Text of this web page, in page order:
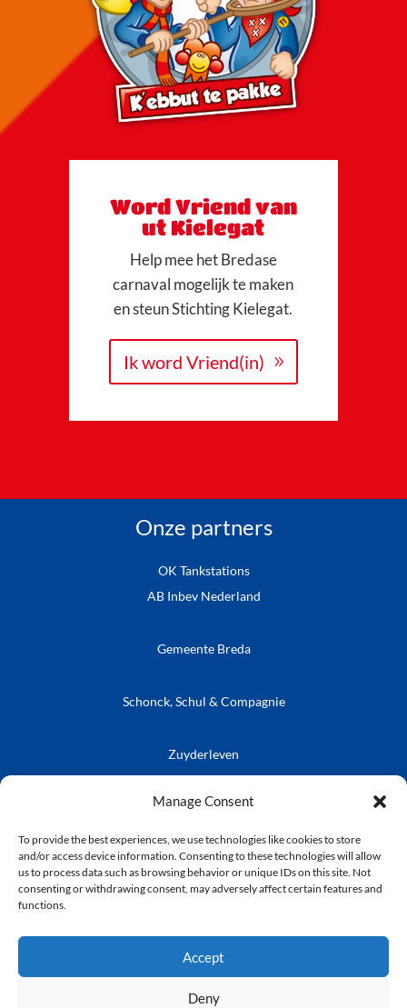
Manage Consent
To provide the best experiences, we use technologies like cookies to store
and/or access device information. Consenting to these technologies will allow
us to process data such as browsing behavior or unique IDs on this site. Not
consenting or withdrawing consent, may adversely affect certain features and
functions.
Accept
Deny
Word Vriend van
ut Kielegat
Help mee het Bredase
carnaval mogelijk te maken
en steun Stichting Kielegat.
Ik word Vriend(in)
Onze partners
OK Tankstations
AB Inbev Nederland
Gemeente Breda
Schonck, Schul & Compagnie
Zuyderleven
Vrienden van de Prins
Kielegatse Leutpenning
© Stichting Kielegat